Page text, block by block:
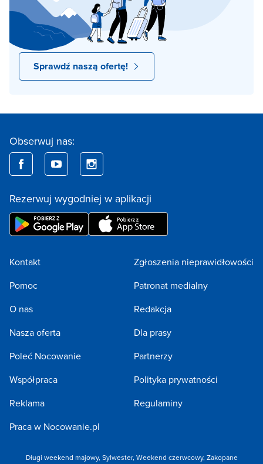
Sprawdź naszą ofertę!
Obserwuj nas:
Rezerwuj wygodniej w aplikacji
Kontakt
Pomoc
O nas
Nasza oferta
Poleć Nocowanie
Współpraca
Reklama
Praca w Nocowanie.pl
Zgłoszenia nieprawidłowości
Patronat medialny
Redakcja
Dla prasy
Partnerzy
Polityka prywatności
Regulaminy
Długi weekend majowy, Sylwester, Weekend czerwcowy, Zakopane